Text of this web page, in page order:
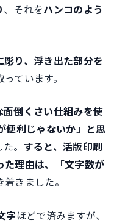
、それをハンコのよう
り、浮き出た部分を
ています。
面倒くさい仕組みを使
便利じゃないか」と思
。 すると、活版印刷
た理由は、「文字数が
きました。
字ほどで済みますが、